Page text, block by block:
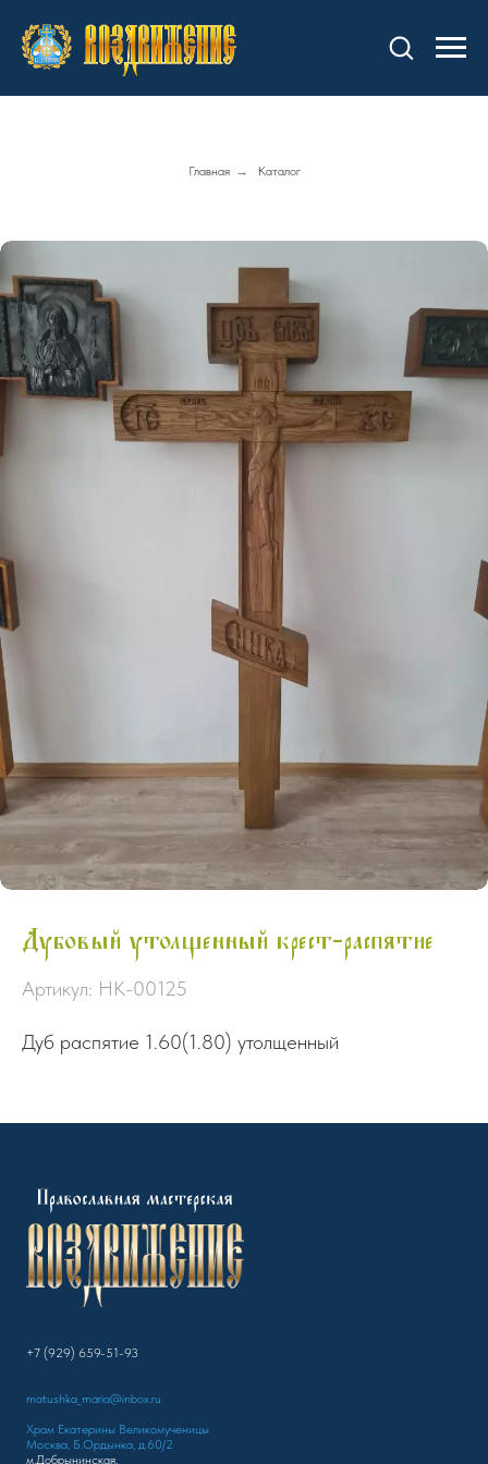
Главная → Каталог
Дубовый утолщенный крест-распятие
Артикул: НК-00125
Дуб распятие 1.60(1.80) утолщенный
+7 (929) 659-51-93
matushka_maria@inbox.ru
Храм Екатерины Великомученицы
Москва, Б.Ордынка, д.60/2
м.Добрынинская,